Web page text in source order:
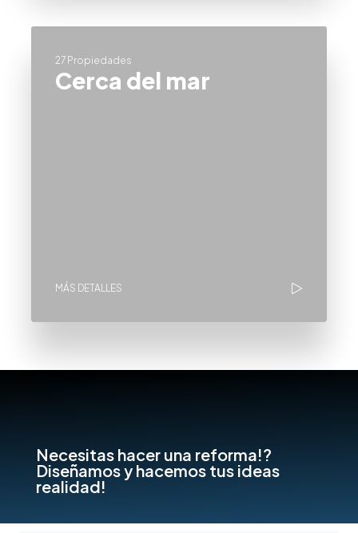
27 Propiedades
Cerca del mar
MÁS DETALLES
Necesitas hacer una reforma!?
Diseñamos y hacemos tus ideas
realidad!